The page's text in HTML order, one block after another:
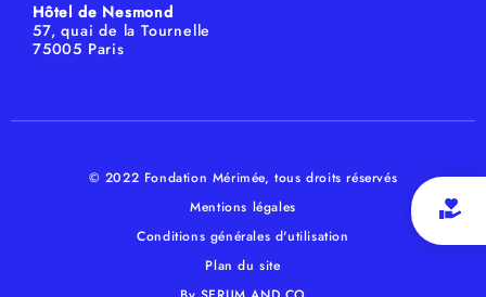
Hôtel de Nesmond
57, quai de la Tournelle
75005 Paris
© 2022 Fondation Mérimée, tous droits réservés
Mentions légales
Conditions générales d'utilisation
Plan du site